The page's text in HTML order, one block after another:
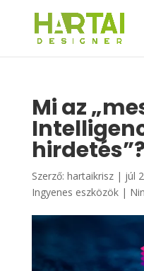
Mi az
Szerző: hartaikrisz| júl
Ingyenes eszközök|